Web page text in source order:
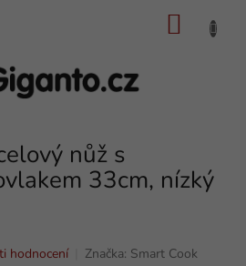
nůž s
33cm, nízký
hodnocení Značka: Smart Cook